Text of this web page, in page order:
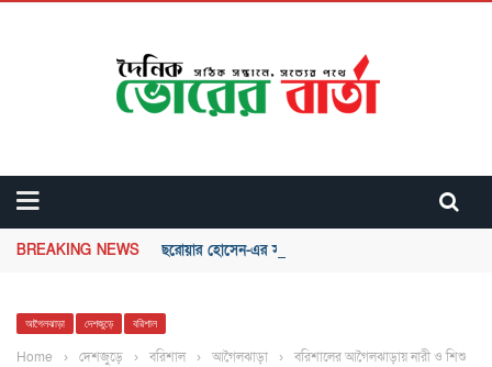
BREAKING NEWS ছরোয়ার হোসেন-এর সাথে একত্র দল করার সিদ্ধান্ত নিলেন
আগৈলঝাড়া দেশজুড়ে বরিশাল
Home › দেশজুড়ে › বরিশাল › আগৈলঝাড়া ›
বরিশালের আগৈলঝাড়ায় নারী ও শিশু